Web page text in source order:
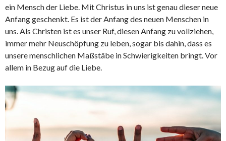
ein Mensch der Liebe. Mit Christus in uns ist genau dieser neue
Anfang geschenkt. Es ist der Anfang des neuen Menschen in
uns. Als Christen ist es unser Ruf, diesen Anfang zu vollziehen,
immer mehr Neuschöpfung zu leben, sogar bis dahin, dass es
unsere menschlichen Maßstäbe in Schwierigkeiten bringt. Vor
allem in Bezug auf die Liebe.